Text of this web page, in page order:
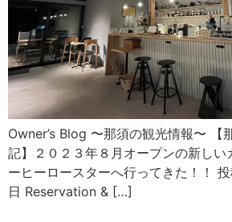
Owner’s Blog 〜那須の観光情報〜 【
記】２０２３年８月オープンの新しい
ーヒーロースターへ行ってきた！！
日 Reservation & […]